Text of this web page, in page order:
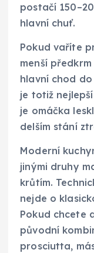
postačí
hlavní chuť.
Pokud vaříte
menší
hlavní chod
je totiž
je omáčka
delším stání
Moderní
jinými druhy
krůtím.
nejde o
Pokud chcete
původní
prosciutta,